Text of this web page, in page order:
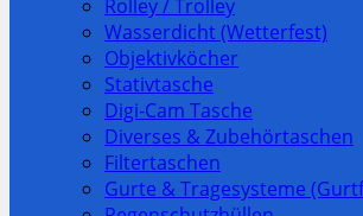
Rolley / Trolley
Wasserdicht (Wetterfest)
Objektivköcher
Stativtasche
Digi-Cam Tasche
Diverses & Zubehörtaschen
Filtertaschen
Gurte & Tragesysteme